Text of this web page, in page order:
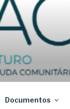
Documentos